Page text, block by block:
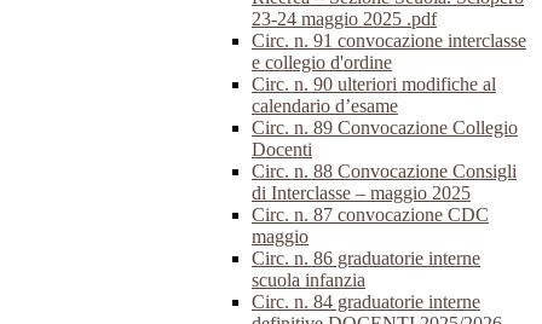
23-24 maggio 2025 .pdf
Circ. n. 91 convocazione interclasse
e collegio d'ordine
Circ. n. 90 ulteriori modifiche al
calendario d’esame
Circ. n. 89 Convocazione Collegio
Docenti
Circ. n. 88 Convocazione Consigli
di Interclasse – maggio 2025
Circ. n. 87 convocazione CDC
maggio
Circ. n. 86 graduatorie interne
scuola infanzia
Circ. n. 84 graduatorie interne